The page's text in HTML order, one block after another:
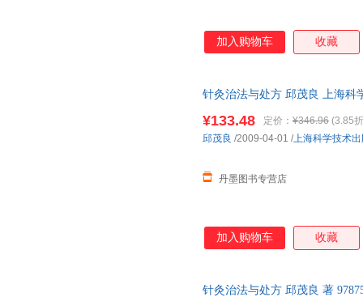
加入购物车 收藏
针灸治法与处方 邱茂良 上海科
¥133.48 定价： ¥346.96 (3.85
丹墨图书专营店
邱茂良 /2009-04-01 /上海科学技术
加入购物车 收藏
针灸治法与处方 邱茂良 著